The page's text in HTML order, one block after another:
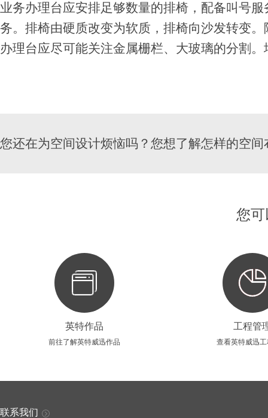
业务办理台应安排足够数量的排椅，配备叫号
务。排椅由硬质改变为软质，排椅向沙发转变
办理台应尽可能关注金属栅栏、大玻璃的分割
您还在为空间设计烦恼吗？您想了解怎样的空
您
英特作品
前往了解英特威迅作品
工程管
查看英特威迅
联系我们